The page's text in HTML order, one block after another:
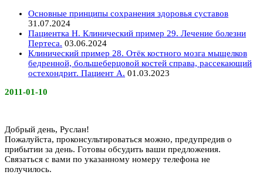
Основные принципы сохранения здоровья суставов
31.07.2024
Пациентка Н. Клинический пример 29. Лечение болезни
Пертеса. 03.06.2024
Клинический пример 28. Отёк костного мозга мыщелков
бедренной, большеберцовой костей справа, рассекающий
остехондрит. Пациент А. 01.03.2023
2011-01-10
Добрый день, Руслан!
Пожалуйста, проконсультироваться можно, предупредив о
прибытии за день. Готовы обсудить ваши предложения.
Связаться с вами по указанному номеру телефона не
получилось.